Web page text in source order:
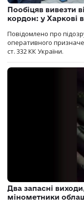
Пообіцяв вивезти
кордон: у Харкові
Повідомлено про
оперативного
ст. 332 КК України.
Два запасні
мінометники